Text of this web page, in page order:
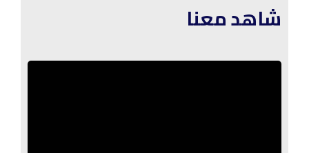
شاهد معنا